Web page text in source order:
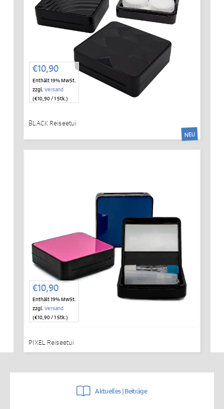
€10,90
Enthält 19% MwSt.
zzgl. Versand
(€10,90/ 1 Stk.)
BLACK Reiseetui
NEU
€10,90
Enthält 19% MwSt.
zzgl. Versand
(€10,90/ 1 Stk.)
PIXEL Reiseetui
Aktuelles | Beiträge